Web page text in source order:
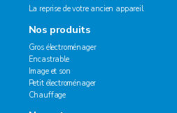
La reprise de votre ancien appareil
Nos produits
Gros électroménager
Encastrable
Image et son
Petit électroménager
Chauffage